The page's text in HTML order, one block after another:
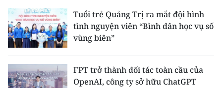
Tuổi trẻ Quảng Trị ra mắt đội hình
tình nguyện viên “Bình dân học vụ số
vùng biên”
FPT trở thành đối tác toàn cầu của
OpenAI, công ty sở hữu ChatGPT